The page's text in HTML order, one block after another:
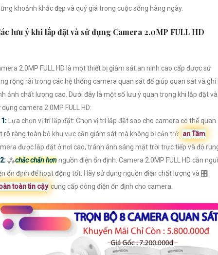
khoảnh khắc đẹp và quý giá trong cuộc sống hàng ngày.
lưu ý khi lắp đặt và sử dụng Camera 2.0MP FULL HD
2.0MP FULL HD là một thiết bị giám sát an ninh cao cấp được sử
rộng rãi trong các hệ thống camera quan sát để giúp quan sát và ghi
ảnh chất lượng cao. Dưới đây là một số lưu ý quan trọng khi lắp đặt và
dụng camera 2.0MP FULL HD:
1: Lựa chọn vị trí lắp đặt: Chọn vị trí lắp đặt sao cho camera có thể quan
rõ ràng toàn bộ khu vực cần giám sát mà không bị cản trở. an Tâm
được lắp đặt ở nơi cao, tránh ánh sáng mặt trời trực tiếp và độ
2:⁂chắc chắn hơnnguồn điện ổn định: Camera 2.0MP FULL HD cần
ổn định để hoạt động tốt. Hãy sử dụng nguồn điện chất lượng và 🎛
toàn tin cậy cung cấp dòng điện ổn định cho camera.